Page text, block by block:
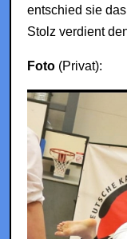
entschied sie
Stolz verdient
Foto (Privat):